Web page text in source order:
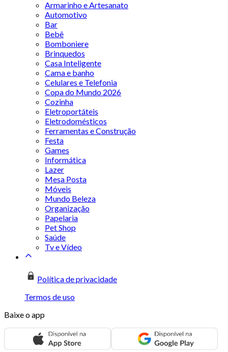
Armarinho e Artesanato
Automotivo
Bar
Bebê
Bomboniere
Brinquedos
Casa Inteligente
Cama e banho
Celulares e Telefonia
Copa do Mundo 2026
Cozinha
Eletroportáteis
Eletrodomésticos
Ferramentas e Construção
Festa
Games
Informática
Lazer
Mesa Posta
Móveis
Mundo Beleza
Organização
Papelaria
Pet Shop
Saúde
Tv e Vídeo
Política de privacidade
Termos de uso
Baixe o app